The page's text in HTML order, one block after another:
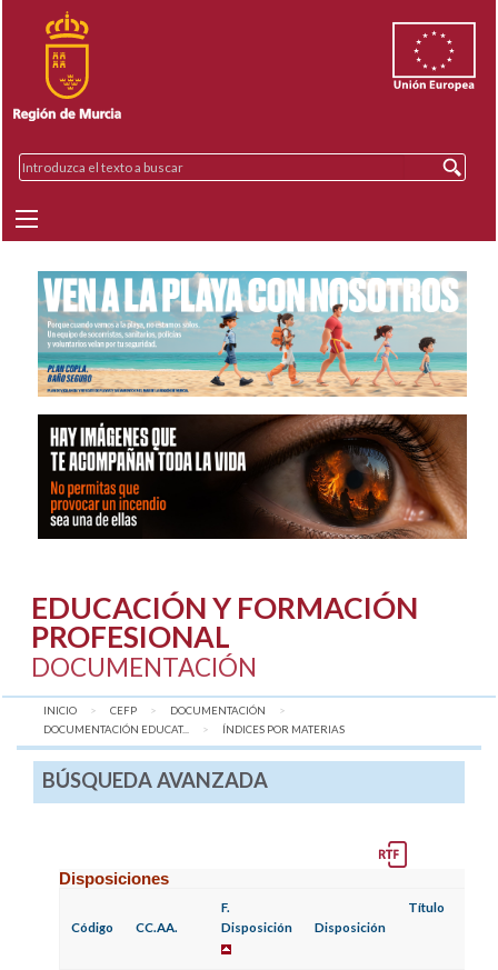
EDUCACIÓN Y FORMACIÓN
PROFESIONAL
DOCUMENTACIÓN
INICIO CEFP
DOCUMENTACIÓN
DOCUMENTACIÓN EDUCAT...
AQUÍ:
ÍNDICES POR MATERIAS
BÚSQUEDA AVANZADA
Disposiciones
Código CC.AA.
F.
Disposición
Disposición
Título